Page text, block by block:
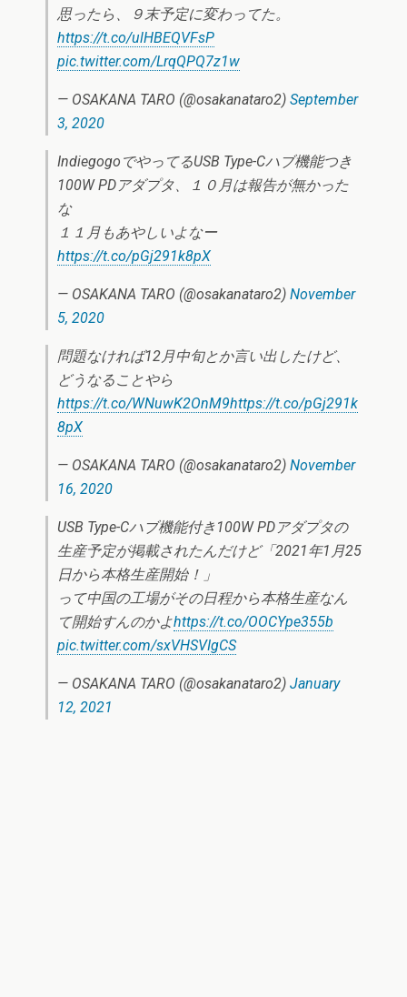
思ったら、９末予定に変わってた。
https://t.co/ulHBEQVFsP
pic.twitter.com/LrqQPQ7z1w
— OSAKANA TARO (@osakanataro2) September
3, 2020
IndiegogoでやってるUSB Type-Cハブ機能つき
100W PDアダプタ、１０月は報告が無かった
な
１１月もあやしいよなー
https://t.co/pGj291k8pX
— OSAKANA TARO (@osakanataro2) November
5, 2020
問題なければ12月中旬とか言い出したけど、
どうなることやら
https://t.co/WNuwK2OnM9https://t.co/pGj291k
8pX
— OSAKANA TARO (@osakanataro2) November
16, 2020
USB Type-Cハブ機能付き100W PDアダプタの
生産予定が掲載されたんだけど「2021年1月25
日から本格生産開始！」
って中国の工場がその日程から本格生産なん
て開始すんのかよhttps://t.co/OOCYpe355b
pic.twitter.com/sxVHSVIgCS
— OSAKANA TARO (@osakanataro2) January
12, 2021